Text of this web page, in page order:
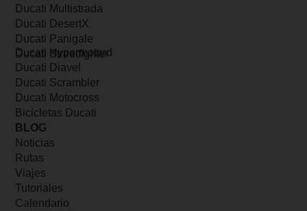
Ducati Multistrada
Ducati DesertX
Ducati Panigale
Ducati Streetfighter
Ducati Hypermotard
Ducati Diavel
Ducati Scrambler
Ducati Motocross
Bicicletas Ducati
BLOG
Noticias
Rutas
Viajes
Tutoriales
Calendario